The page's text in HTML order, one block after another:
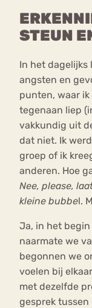
STEUN
In het dagelijks
angsten en
punten, waar
tegenaan liep
vakkundig uit
dat niet. Ik
groep of ik
anderen. Hoe
Nee, please,
kleine bubbel.
Ja, in het
naarmate we
begonnen we
voelen bij
met dezelfde
gesprek